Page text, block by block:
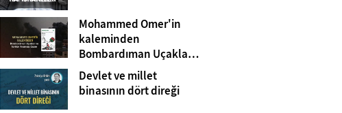
Mohammed Omer'in
kaleminden
Bombardıman Uçakları
ve Tanklar Arasında
Gazze
Devlet ve millet
binasının dört direği